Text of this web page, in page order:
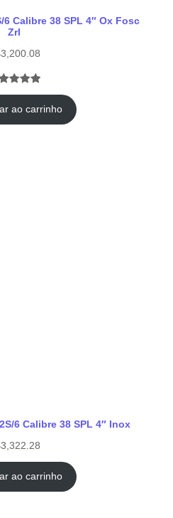
6 Calibre 38 SPL 4″ Ox Fosc
Zrl
3,200.08
5.00
5, com
ao carrinho
6 Calibre 38 SPL 4″ Inox
3,322.28
ao carrinho